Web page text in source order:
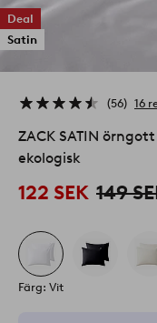
Deal
Satin
56 16
ZACK SATIN
ekologisk
122 SEK 149
Färg: Vit